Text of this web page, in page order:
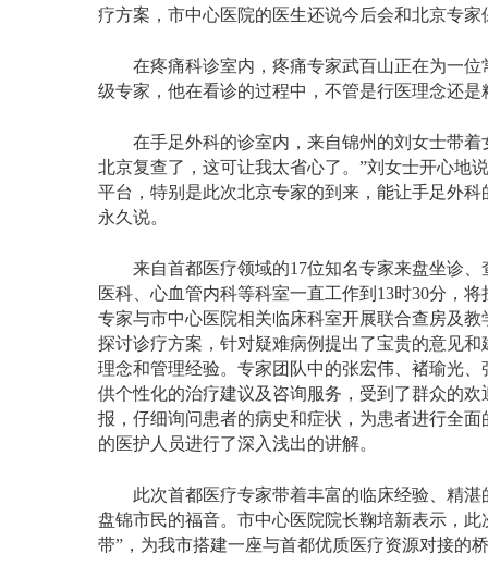
疗方案，市中心医院的医生还说今后会和北京专
在疼痛科诊室内，疼痛专家武百山正在为一位
级专家，他在看诊的过程中，不管是行医理念还
在手足外科的诊室内，来自锦州的刘女士带着
北京复查了，这可让我太省心了。”刘女士开心地
平台，特别是此次北京专家的到来，能让手足外
永久说。
来自首都医疗领域的17位知名专家来盘坐诊
医科、心血管内科等科室一直工作到13时30分，
专家与市中心医院相关临床科室开展联合查房及
探讨诊疗方案，针对疑难病例提出了宝贵的意见
理念和管理经验。专家团队中的张宏伟、褚瑜光
供个性化的治疗建议及咨询服务，受到了群众的
报，仔细询问患者的病史和症状，为患者进行全
的医护人员进行了深入浅出的讲解。
此次首都医疗专家带着丰富的临床经验、精湛
盘锦市民的福音。市中心医院院长鞠培新表示，
带”，为我市搭建一座与首都优质医疗资源对接的